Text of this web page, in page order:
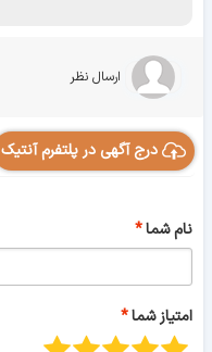
ارسال نظر
درج آگهی در پلتفرم آنتیک
نام شما
امتیاز شما